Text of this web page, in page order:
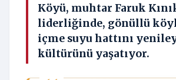
Köyü, muhtar Faruk
liderliğinde, gönüllü
içme suyu hattını
kültürünü yaşatıyor.